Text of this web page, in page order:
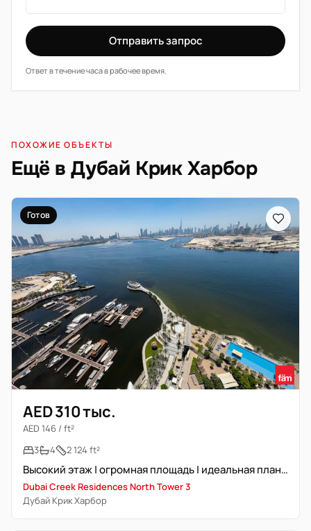
Отправить запрос
Ответ в течение часа в рабочее время.
ПОХОЖИЕ ОБЪЕКТЫ
Ещё в Дубай Крик Харбор
Готов
AED 310 тыс.
AED 146 / ft²
3
4 2 124 ft²
Высокий этаж | огромная площадь | идеальная планировка
Dubai Creek Residences North Tower 3
Дубай Крик Харбор